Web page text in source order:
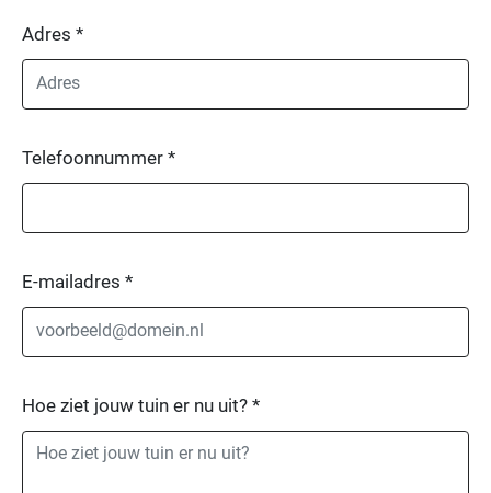
Adres *
Telefoonnummer *
E-mailadres *
Hoe ziet jouw tuin er nu uit? *